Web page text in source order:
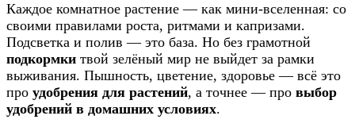
Каждое комнатное растение — как мини-вселенная: со
своими правилами роста, ритмами и капризами.
Подсветка и полив — это база. Но без грамотной
подкормки твой зелёный мир не выйдет за рамки
выживания. Пышность, цветение, здоровье — всё это
про удобрения для растений, а точнее — про выбор
удобрений в домашних условиях.